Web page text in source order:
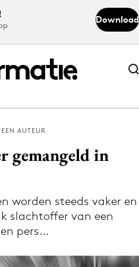
Download
Abonneer nu
Abonneer nu
via de Adformatie
app
EEN AUTEUR
gemangeld in
worden steeds vaker en
slachtoffer van een
pers…